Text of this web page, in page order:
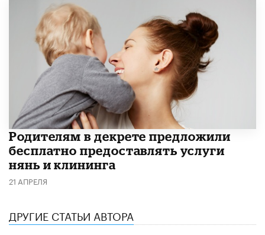
Родителям в декрете предложили
бесплатно предоставлять услуги
нянь и клининга
21 АПРЕЛЯ
ДРУГИЕ СТАТЬИ АВТОРА